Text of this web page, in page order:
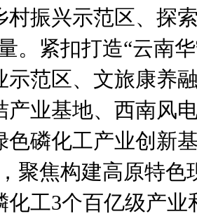
村振兴示范区、探
。紧扣打造“云南
示范区、文旅康养
产业基地、西南风
色磷化工产业创新
聚焦构建高原特色
化工3个百亿级产业